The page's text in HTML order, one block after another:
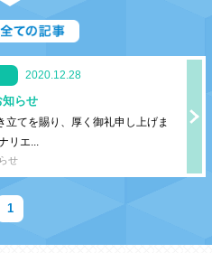
2020.12.28
知らせ
立てを賜り、厚く御礼申し上げま
リエ...
せ
1